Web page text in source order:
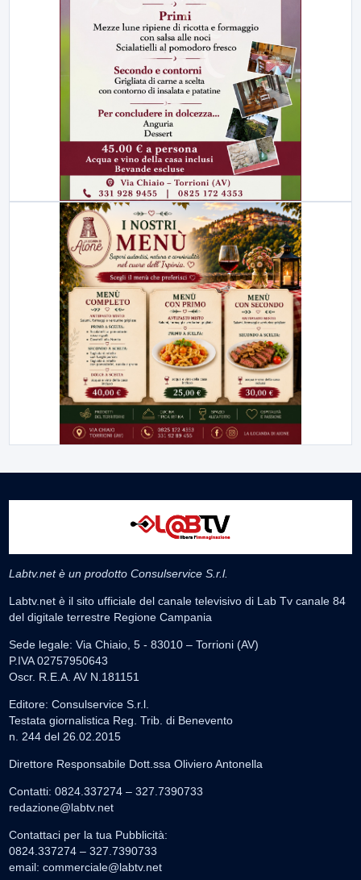
Labtv.net è un prodotto Consulservice S.r.l.
Labtv.net è il sito ufficiale del canale televisivo di Lab Tv canale 84
del digitale terrestre Regione Campania
Sede legale: Via Chiaio, 5 - 83010 – Torrioni (AV)
P.IVA 02757950643
Oscr. R.E.A. AV N.181151
Editore: Consulservice S.r.l.
Testata giornalistica Reg. Trib. di Benevento
n. 244 del 26.02.2015
Direttore Responsabile Dott.ssa Oliviero Antonella
Contatti: 0824.337274 – 327.7390733
redazione@labtv.net
Contattaci per la tua Pubblicità:
0824.337274 – 327.7390733
email: commerciale@labtv.net